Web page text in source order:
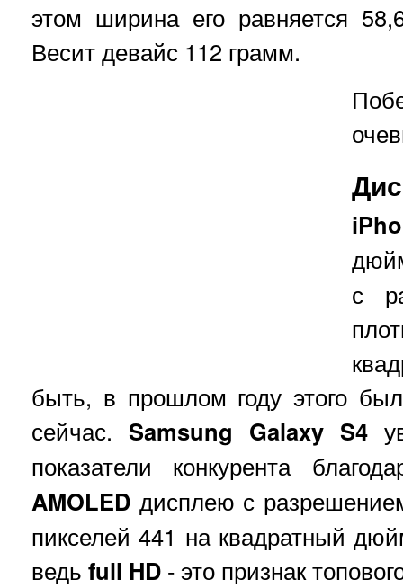
этом ширина его равняется
Весит девайс 112 грамм.
с
быть, в прошлом году этого
сейчас. Samsung Galaxy S4
показатели конкурента
AMOLED дисплею с
пикселей 441 на квадратный
ведь full HD - это признак